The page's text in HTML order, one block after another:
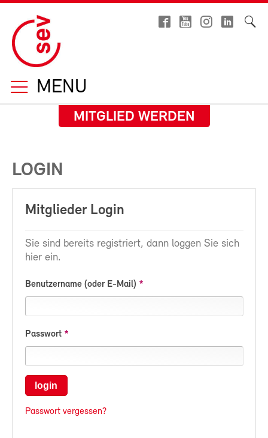
MENU
MITGLIED WERDEN
LOGIN
Mitglieder Login
Sie sind bereits registriert, dann loggen Sie sich
hier ein.
Benutzername (oder E-Mail)
Passwort
login
Passwort vergessen?